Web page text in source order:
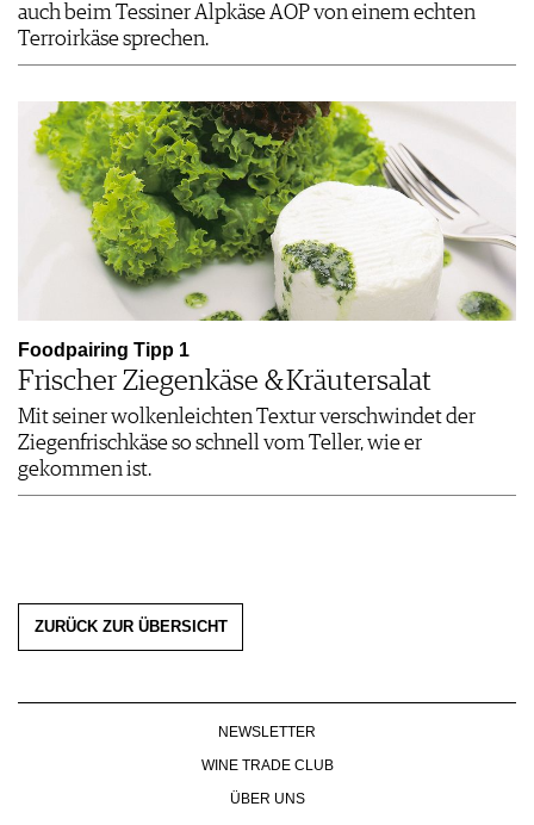
auch beim Tessiner Alpkäse AOP von einem echten
Terroirkäse sprechen.
Foodpairing Tipp 1
Frischer Ziegenkäse & Kräutersalat
Mit seiner wolkenleichten Textur verschwindet der
Ziegenfrischkäse so schnell vom Teller, wie er
gekommen ist.
ZURÜCK ZUR ÜBERSICHT
NEWSLETTER
WINE TRADE CLUB
ÜBER UNS